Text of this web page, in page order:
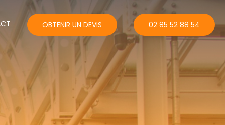
OBTENIR UN DEVIS 02 85 52 88 54